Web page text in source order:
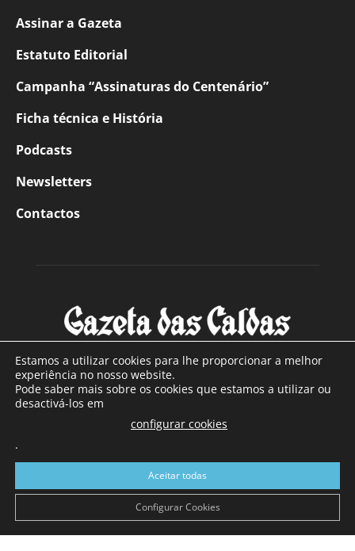
Assinar a Gazeta
Estatuto Editorial
Campanha “Assinaturas do Centenário”
Ficha técnica e História
Podcasts
Newsletters
Contactos
SOBRE NÓS
Com sede nas Caldas da Rainha e mais de 90 anos de
a sul de distrito de Leiria, com mais de 40.000 leitores por
toda a região Oeste. Jornal com distribuição em Portugal
Continental e assinatura online.
Estamos a utilizar cookies para lhe proporcionar a melhor
experiência no nosso website.
Pode saber mais sobre os cookies que estamos a utilizar ou
desactivá-los em
configurar cookies
.
Aceitar todas
Configurar Cookies